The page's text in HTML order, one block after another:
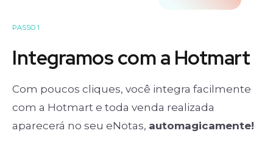
PASSO 1
Integramos com a Hotmart
Com poucos cliques, você integra facilmente
com a Hotmart e toda venda realizada
aparecerá no seu eNotas, automagicamente!